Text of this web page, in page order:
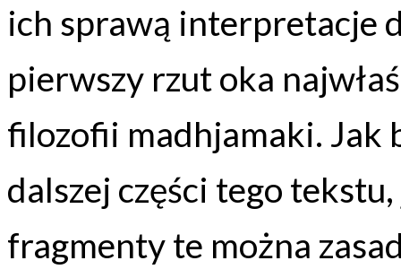
ich sprawą interpretacje
pierwszy rzut oka
filozofii madhjamaki. Jak
dalszej części tego
fragmenty te można